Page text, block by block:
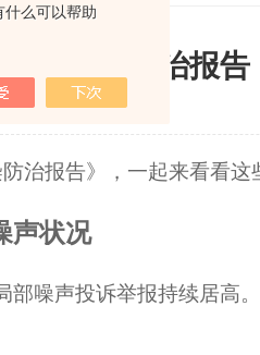
什么可以帮助
声污染防治报告
浏览：2363次
治报告》，一起来看看这
声状况
噪声投诉举报持续居高。